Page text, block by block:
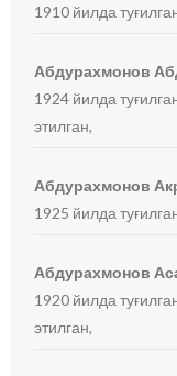
1910 йилда
Абдурахмонов
1924 йилда
этилган,
Абдурахмонов
1925 йилда
Абдурахмонов
1920 йилда
этилган,